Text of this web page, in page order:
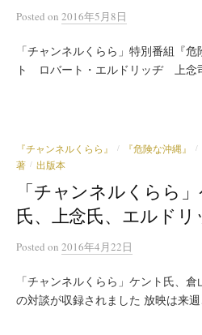
Posted on 2016年5月8日
「チャンネルくらら」特別番組『
ト ロバート・エルドリッヂ 上
『チャンネルくらら』 / 『危険な沖縄』 /
著 / 出版本
「チャンネルくらら
氏、上念氏、エルド
Posted on 2016年4月22日
「チャンネルくらら」ケント氏、
の対談が収録されました 放映は来週